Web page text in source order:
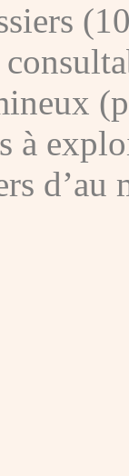
à
d’au